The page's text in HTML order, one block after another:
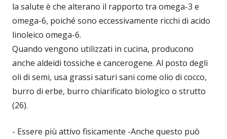
la salute è che alterano il rapporto tra omega-3 e
omega-6, poiché sono eccessivamente ricchi di acido
linoleico omega-6.
Quando vengono utilizzati in cucina, producono
anche aldeidi tossiche e cancerogene. Al posto degli
oli di semi, usa grassi saturi sani come olio di cocco,
burro di erbe, burro chiarificato biologico o strutto
(26).
- Essere più attivo fisicamente -Anche questo può